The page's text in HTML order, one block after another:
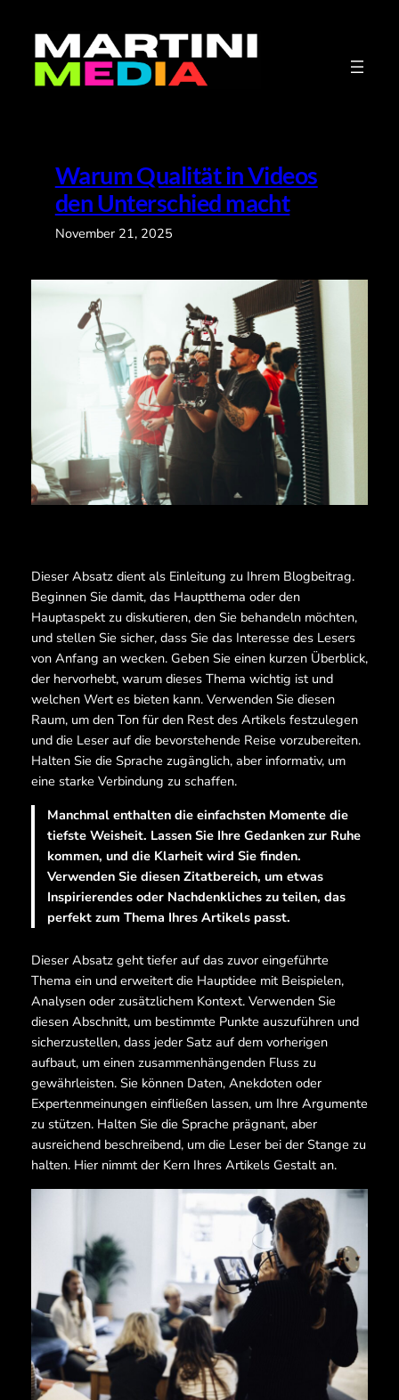
Inhalt
springen
Warum Qualität in Videos
den Unterschied macht
November 21, 2025
Dieser Absatz dient als Einleitung zu Ihrem Blogbeitrag.
Beginnen Sie damit, das Hauptthema oder den
Hauptaspekt zu diskutieren, den Sie behandeln möchten,
und stellen Sie sicher, dass Sie das Interesse des Lesers
von Anfang an wecken. Geben Sie einen kurzen Überblick,
der hervorhebt, warum dieses Thema wichtig ist und
welchen Wert es bieten kann. Verwenden Sie diesen
Raum, um den Ton für den Rest des Artikels festzulegen
und die Leser auf die bevorstehende Reise vorzubereiten.
Halten Sie die Sprache zugänglich, aber informativ, um
eine starke Verbindung zu schaffen.
Manchmal enthalten die einfachsten Momente die
tiefste Weisheit. Lassen Sie Ihre Gedanken zur Ruhe
kommen, und die Klarheit wird Sie finden.
Verwenden Sie diesen Zitatbereich, um etwas
Inspirierendes oder Nachdenkliches zu teilen, das
perfekt zum Thema Ihres Artikels passt.
Dieser Absatz geht tiefer auf das zuvor eingeführte
Thema ein und erweitert die Hauptidee mit Beispielen,
Analysen oder zusätzlichem Kontext. Verwenden Sie
diesen Abschnitt, um bestimmte Punkte auszuführen und
sicherzustellen, dass jeder Satz auf dem vorherigen
aufbaut, um einen zusammenhängenden Fluss zu
gewährleisten. Sie können Daten, Anekdoten oder
Expertenmeinungen einfließen lassen, um Ihre Argumente
zu stützen. Halten Sie die Sprache prägnant, aber
ausreichend beschreibend, um die Leser bei der Stange zu
halten. Hier nimmt der Kern Ihres Artikels Gestalt an.